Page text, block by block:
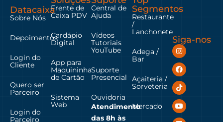
Datacaixa
Sobre Nós
Depoimentos
Login do
Cliente
Quero ser
Parceiro
Login do
Parceiro
Frente de
Caixa PDV
Cardápio
Digital
App para
Maquininha
de Cartão
Sistema
Web
Central de
Ajuda
Vídeos
Tutoriais
YouTube
Suporte
Presencial
Ouvidoria
Atendimento
das 8h às
Segmentos
Restaurante
/
Lanchonete
Adega /
Bar
Açaiteria /
Sorveteria
Mercado
Siga-nos